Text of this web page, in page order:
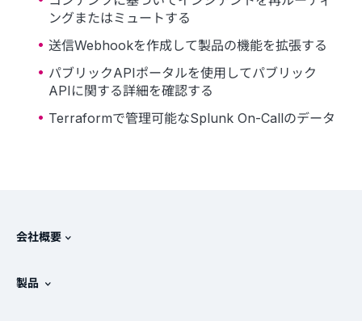
ングまたはミュートする
送信Webhookを作成して製品の機能を拡張する
パブリックAPIポータルを使用してパブリック
APIに関する詳細を確認する
Terraformで管理可能なSplunk On-Callのデータ
会社概要
製品